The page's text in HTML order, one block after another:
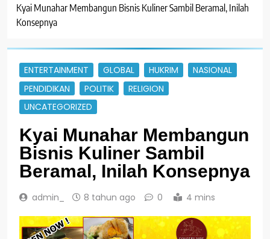
Kyai Munahar Membangun Bisnis Kuliner Sambil Beramal, Inilah
Konsepnya
ENTERTAINMENT GLOBAL HUKRIM
NASIONAL
PENDIDIKAN
POLITIK
RELIGION
UNCATEGORIZED
Kyai Munahar Membangun
Bisnis Kuliner Sambil
Beramal, Inilah Konsepnya
admin_ 8 tahun ago 0 4 mins